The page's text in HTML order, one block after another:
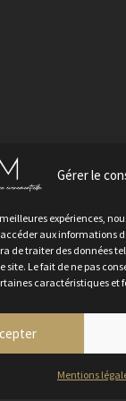
Gérer le
expériences,
aux informations
de traiter des données
site. Le fait de ne pas
caractéristiques et
Mentions